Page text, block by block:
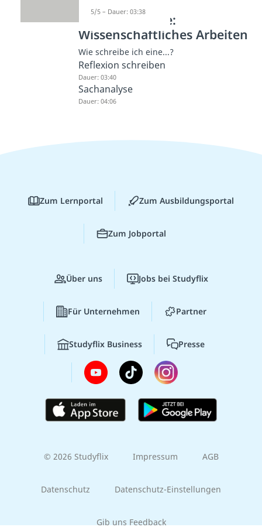
Weitere Inhalte:
Wissenschaftliches Arbeiten
Wie schreibe ich eine...?
Reflexion schreiben
Dauer: 03:40
Sachanalyse
Dauer: 04:06
5/5 – Dauer: 03:38
Zum Lernportal Zum Ausbildungsportal
Zum Jobportal
Über uns Jobs bei Studyflix
Für Unternehmen Partner
Studyflix Business Presse
© 2026 Studyflix Impressum AGB
Datenschutz Datenschutz-Einstellungen
Gib uns Feedback